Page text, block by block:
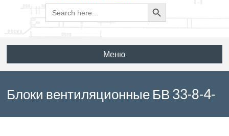
Search
for:
Search
Button
Меню
Блоки вентиляционные БВ 33-8-4-